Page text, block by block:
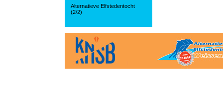
Alternatieve Elfstedentocht
(2/2)